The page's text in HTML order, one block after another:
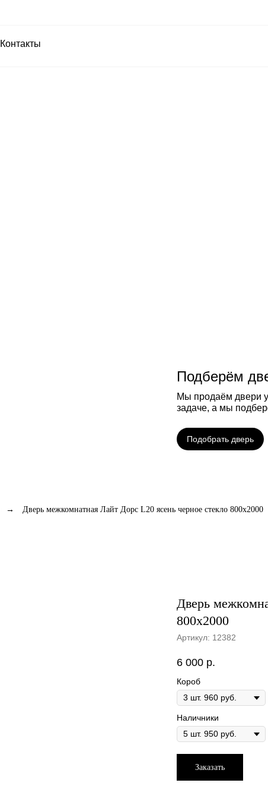
Контакты
Подберём
Мы продаём двери
задаче, а мы
Подобрать дверь
→ Дверь межкомнатная Лайт Дорс L20 ясень черное стекло 800х2000
Дверь
800х2000
Артикул: 12382
6 000 р.
Короб
Наличники
Заказать